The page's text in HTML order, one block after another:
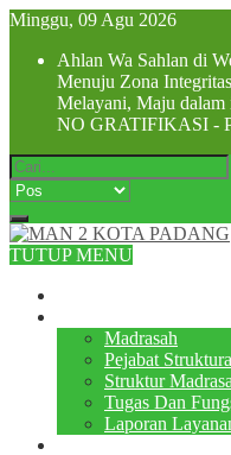
Minggu, 09 Agu 2026
Ahlan Wa Sahlan di
Menuju Zona
Melayani, Maju
NO GRATIFIKASI -
TUTUP MENU
Madrasah
Pejabat
Struktur
Tugas Dan
Laporan